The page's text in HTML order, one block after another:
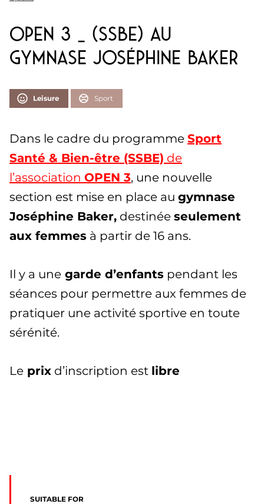
OPEN 3 _ (SSBE) au
gymnase Joséphine Baker
Leisure Sport
Dans le cadre du programme Sport
Santé & Bien-être (SSBE) de
l’association OPEN 3, une nouvelle
section est mise en place au gymnase
Joséphine Baker, destinée seulement
aux femmes à partir de 16 ans.
Il y a une garde d’enfants pendant les
séances pour permettre aux femmes de
pratiquer une activité sportive en toute
sérénité.
Le prix d’inscription est libre
SUITABLE FOR